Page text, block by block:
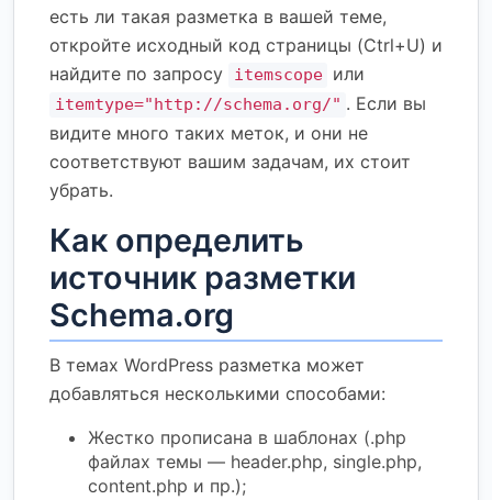
есть ли такая разметка в вашей теме,
откройте исходный код страницы (Ctrl+U) и
найдите по запросу
itemscope или
itemtype="http://schema.org/" . Если вы
видите много таких меток, и они не
соответствуют вашим задачам, их стоит
убрать.
Как определить
источник разметки
Schema.org
В темах WordPress разметка может
добавляться несколькими способами:
Жестко прописана в шаблонах (.php
файлах темы — header.php, single.php,
content.php и пр.);